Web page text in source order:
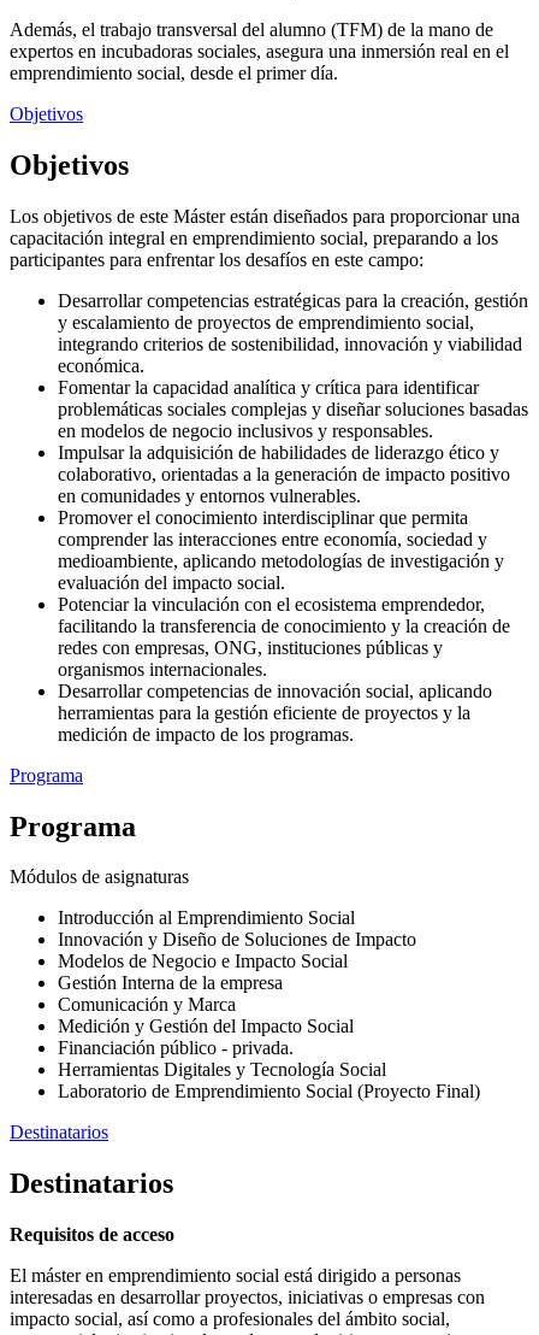
Además, el trabajo transversal del alumno (TFM) de la mano de
expertos en incubadoras sociales, asegura una inmersión real en el
emprendimiento social, desde el primer día.
Objetivos
Objetivos
Los objetivos de este Máster están diseñados para proporcionar una
capacitación integral en emprendimiento social, preparando a los
participantes para enfrentar los desafíos en este campo:
Desarrollar competencias estratégicas para la creación, gestión
y escalamiento de proyectos de emprendimiento social,
integrando criterios de sostenibilidad, innovación y viabilidad
económica.
Fomentar la capacidad analítica y crítica para identificar
problemáticas sociales complejas y diseñar soluciones basadas
en modelos de negocio inclusivos y responsables.
Impulsar la adquisición de habilidades de liderazgo ético y
colaborativo, orientadas a la generación de impacto positivo
en comunidades y entornos vulnerables.
Promover el conocimiento interdisciplinar que permita
comprender las interacciones entre economía, sociedad y
medioambiente, aplicando metodologías de investigación y
evaluación del impacto social.
Potenciar la vinculación con el ecosistema emprendedor,
facilitando la transferencia de conocimiento y la creación de
redes con empresas, ONG, instituciones públicas y
organismos internacionales.
Desarrollar competencias de innovación social, aplicando
herramientas para la gestión eficiente de proyectos y la
medición de impacto de los programas.
Programa
Programa
Módulos de asignaturas
Introducción al Emprendimiento Social
Innovación y Diseño de Soluciones de Impacto
Modelos de Negocio e Impacto Social
Gestión Interna de la empresa
Comunicación y Marca
Medición y Gestión del Impacto Social
Financiación público - privada.
Herramientas Digitales y Tecnología Social
Laboratorio de Emprendimiento Social (Proyecto Final)
Destinatarios
Destinatarios
Requisitos de acceso
El máster en emprendimiento social está dirigido a personas
interesadas en desarrollar proyectos, iniciativas o empresas con
impacto social, así como a profesionales del ámbito social,